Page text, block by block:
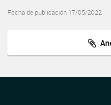
Fecha de publicación 17/05/2022